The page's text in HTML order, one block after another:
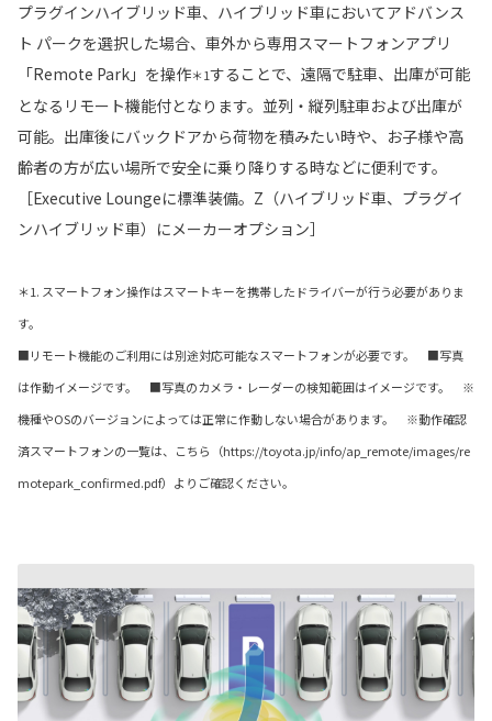
プラグインハイブリッド車、ハイブリッド車においてアドバンス
ト パークを選択した場合、車外から専用スマートフォンアプリ
「Remote Park」を操作＊1することで、遠隔で駐車、出庫が可能
となるリモート機能付となります。並列・縦列駐車および出庫が
可能。出庫後にバックドアから荷物を積みたい時や、お子様や高
齢者の方が広い場所で安全に乗り降りする時などに便利です。
［Executive Loungeに標準装備。Z（ハイブリッド車、プラグイ
ンハイブリッド車）にメーカーオプション］
＊1. スマートフォン操作はスマートキーを携帯したドライバーが行う必要がありま
す。
■リモート機能のご利用には別途対応可能なスマートフォンが必要です。 ■写真
は作動イメージです。 ■写真のカメラ・レーダーの検知範囲はイメージです。 ※
機種やOSのバージョンによっては正常に作動しない場合があります。 ※動作確認
済スマートフォンの一覧は、こちら（https://toyota.jp/info/ap_remote/images/re
motepark_confirmed.pdf）よりご確認ください。